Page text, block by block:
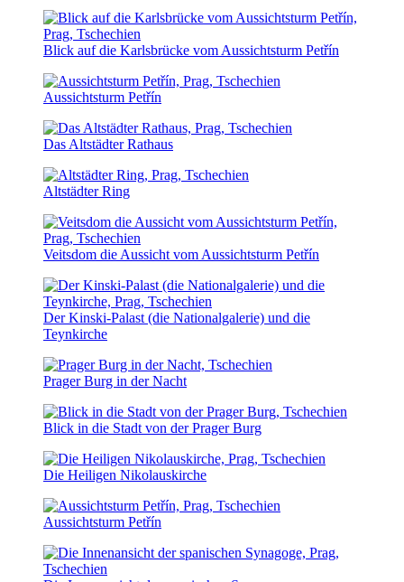
Blick auf die Karlsbrücke vom Aussichtsturm Petřín
Aussichtsturm Petřín
Das Altstädter Rathaus
Altstädter Ring
Veitsdom die Aussicht vom Aussichtsturm Petřín
Der Kinski-Palast (die Nationalgalerie) und die
Teynkirche
Prager Burg in der Nacht
Blick in die Stadt von der Prager Burg
Die Heiligen Nikolauskirche
Aussichtsturm Petřín